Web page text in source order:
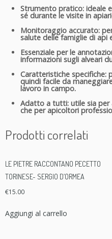
Strumento pratico: ideale
sé durante le visite in
Monitoraggio accurato:
salute delle famiglie di api
Essenziale per le
informazioni sugli alveari
Caratteristiche specifiche:
quindi facile da
lavoro in campo.
Adatto a tutti: utile sia
che per apicoltori
Prodotti correlati
LE PIETRE RACCONTANO PECETTO
TORINESE- SERGIO D’ORMEA
€15.00
Aggiungi al carrello